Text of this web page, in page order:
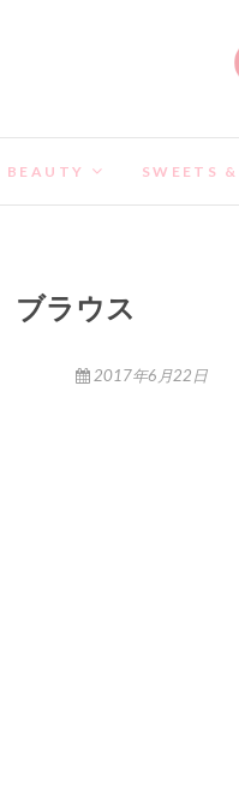
BEAUTY SWEETS
ラウス
2017年6月22日